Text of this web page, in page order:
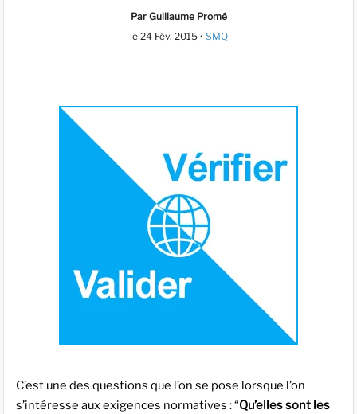
Par Guillaume Promé
le 24 Fév. 2015 • SMQ
C’est une des questions que l’on se pose lorsque l’on
s’intéresse aux exigences normatives : “Qu’elles sont les